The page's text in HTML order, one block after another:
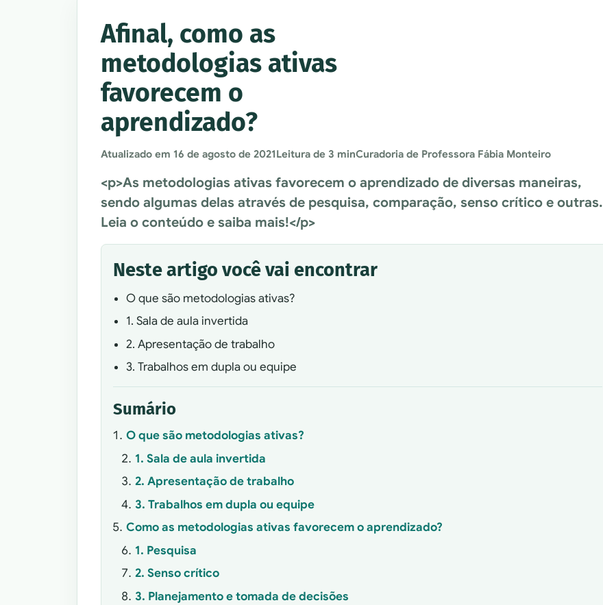
Afinal, como as
metodologias ativas
favorecem o
aprendizado?
Atualizado em 16 de agosto de 2021Leitura de 3 minCuradoria de Professora Fábia Monteiro
<p>As metodologias ativas favorecem o aprendizado de diversas maneiras,
sendo algumas delas através de pesquisa, comparação, senso crítico e outras.
Leia o conteúdo e saiba mais!</p>
Neste artigo você vai encontrar
O que são metodologias ativas?
1. Sala de aula invertida
2. Apresentação de trabalho
3. Trabalhos em dupla ou equipe
Sumário
O que são metodologias ativas?
1. Sala de aula invertida
2. Apresentação de trabalho
3. Trabalhos em dupla ou equipe
Como as metodologias ativas favorecem o aprendizado?
1. Pesquisa
2. Senso crítico
3. Planejamento e tomada de decisões